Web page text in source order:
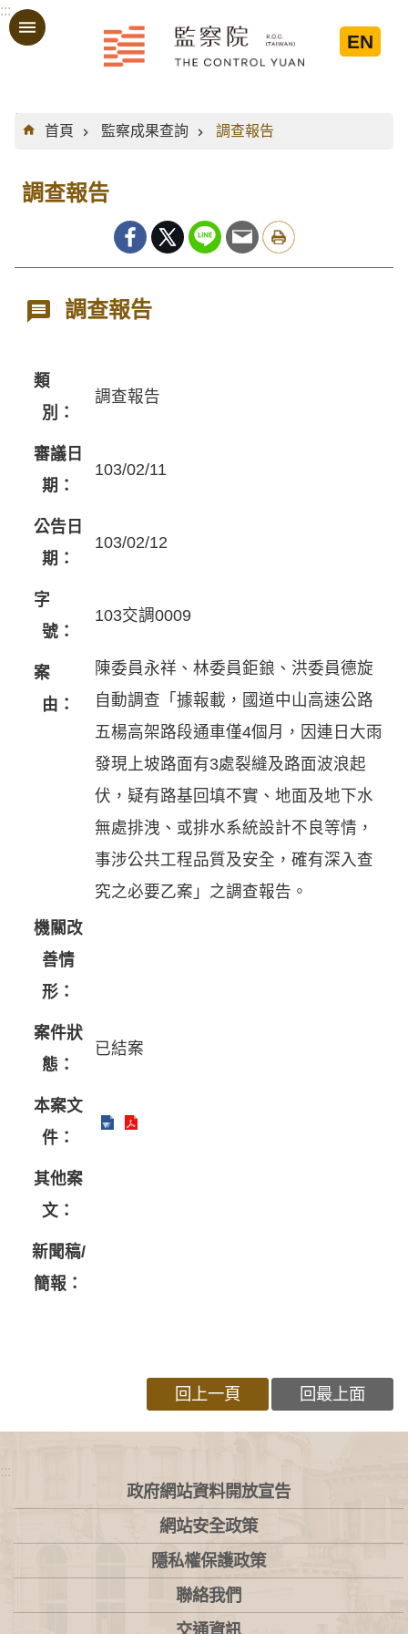
跳到主要內容區塊
:::
EN
:::
首頁
監察成果查詢 調查報告
調查報告
調查報告
類
別：
調查報告
審議日
期：
103/02/11
公告日
期：
103/02/12
字
號：
103交調0009
案
由：
陳委員永祥、林委員鉅鋃、洪委員德旋
自動調查「據報載，國道中山高速公路
五楊高架路段通車僅4個月，因連日大雨
發現上坡路面有3處裂縫及路面波浪起
伏，疑有路基回填不實、地面及地下水
無處排洩、或排水系統設計不良等情，
事涉公共工程品質及安全，確有深入查
究之必要乙案」之調查報告。
機關改
善情
形：
案件狀
態：
已結案
本案文
件：
其他案
文：
新聞稿/
簡報：
回上一頁 回最上面
:::
政府網站資料開放宣告
網站安全政策
隱私權保護政策
聯絡我們
交通資訊